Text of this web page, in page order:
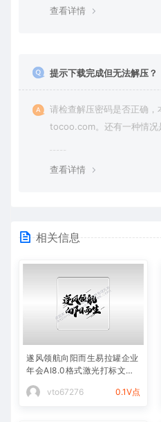
查看详情
提示下载完成但无法解压？
请检查解压密码是否正确
tocoo.com。还有一种情况
查看详情
相关信息
遂风领航向阳而生易拉罐企业
年会AI8.0格式激光打标文件
vto67276
0.1V点